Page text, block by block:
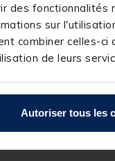
des fonctionnalités
sur
combiner celles-ci
de leurs
Autoriser tous les